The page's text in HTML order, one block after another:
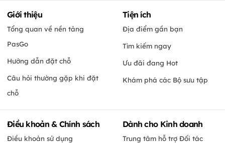
Giới thiệu
Tổng quan về nền tảng
PasGo
Hướng dẫn đặt chỗ
Câu hỏi thường gặp khi đặt
chỗ
Tiện ích
Địa điểm gần bạn
Tìm kiếm ngay
Ưu đãi đang Hot
Khám phá các Bộ sưu tập
Điều khoản & Chính sách
Điều khoản sử dụng
Dành cho Kinh doanh
Trung tâm hỗ trợ Đối tác